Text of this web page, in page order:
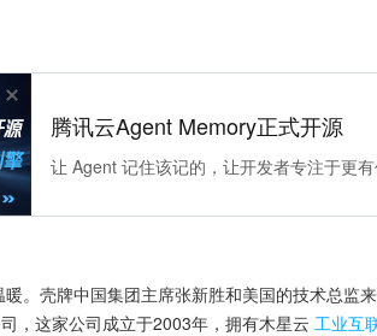
腾讯云Agent Memory正式开源
让 Agent 记住该记的，让开发者专注于更
。壳牌中国集团主席张新胜和美国的技术总监
，这家公司成立于2003年，拥有木星云 工业互